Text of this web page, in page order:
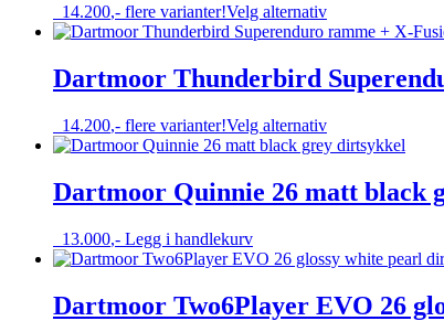
kan
velges
produktsiden
14.200,- flere varianter!Velg alternativDette
produktet
flere
varianter.
kan
velges
produktsiden
Dartmoor Thunderbird
14.200,- flere varianter!Velg alternativDette
produktet
flere
varianter.
velges
produktsiden
Dartmoor Quinnie 26 matt black
13.000,- Legg i handlekurv
Dartmoor Two6Player EVO 26